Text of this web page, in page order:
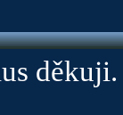
děkuji.